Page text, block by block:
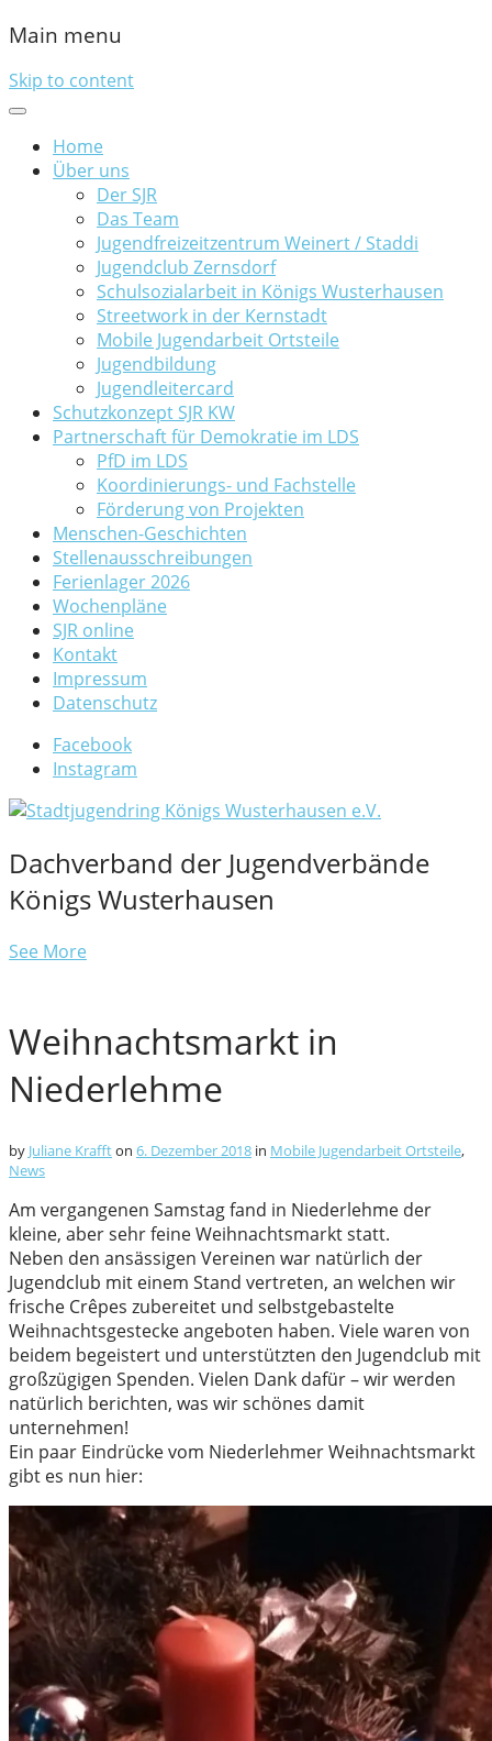
Main menu
Skip to content
Home
Über uns
Der SJR
Das Team
Jugendfreizeitzentrum Weinert / Staddi
Jugendclub Zernsdorf
Schulsozialarbeit in Königs Wusterhausen
Streetwork in der Kernstadt
Mobile Jugendarbeit Ortsteile
Jugendbildung
Jugendleitercard
Schutzkonzept SJR KW
Partnerschaft für Demokratie im LDS
PfD im LDS
Koordinierungs- und Fachstelle
Förderung von Projekten
Menschen-Geschichten
Stellenausschreibungen
Ferienlager 2026
Wochenpläne
SJR online
Kontakt
Impressum
Datenschutz
Facebook
Instagram
Dachverband der Jugendverbände
Königs Wusterhausen
See More
Weihnachtsmarkt in
Niederlehme
by Juliane Kraffton 6. Dezember 2018 in Mobile Jugendarbeit Ortsteile,
News
Am vergangenen Samstag fand in Niederlehme der
kleine, aber sehr feine Weihnachtsmarkt statt.
Neben den ansässigen Vereinen war natürlich der
Jugendclub mit einem Stand vertreten, an welchen wir
frische Crêpes zubereitet und selbstgebastelte
Weihnachtsgestecke angeboten haben. Viele waren von
beidem begeistert und unterstützten den Jugendclub mit
großzügigen Spenden. Vielen Dank dafür – wir werden
natürlich berichten, was wir schönes damit
unternehmen!
Ein paar Eindrücke vom Niederlehmer Weihnachtsmarkt
gibt es nun hier: